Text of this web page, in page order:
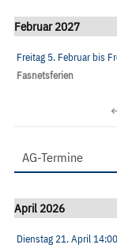
Februar 2027
Freitag 5. Februarbis
Fasnetsferien
AG-Termine
April 2026
Dienstag 21. April14:00